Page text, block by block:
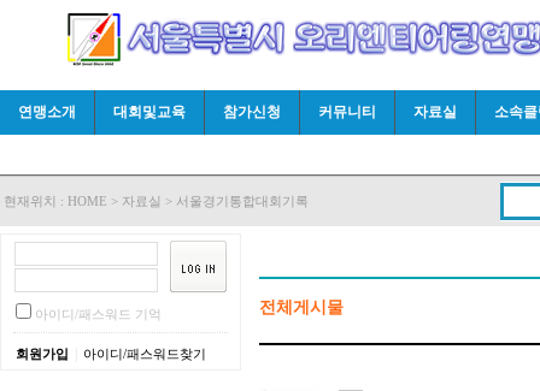
연맹소개 대회및교육 참가신청 커뮤니티 자료실 소속
현재위치 : HOME > 자료실 > 서울경기통합대회기록
아이디/패스워드 기억
회원가입 아이디/패스워드찾기
전체게시물